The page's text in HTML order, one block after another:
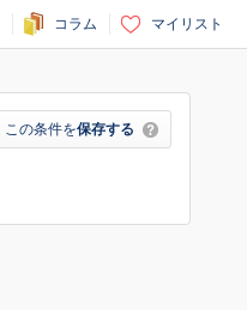
コラム マイリスト
この条件を保存する